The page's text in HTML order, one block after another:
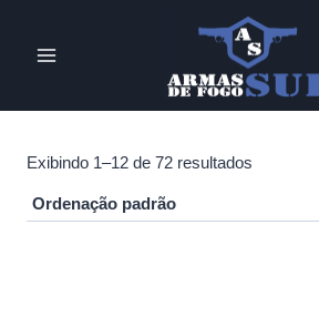
Exibindo 1–12 de 72 resultados